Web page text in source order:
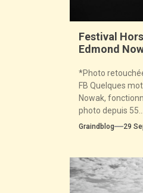
Festival
Edmond
*Photo
FB Quelques
Nowak,
photo depuis 55...
Graindblog 29